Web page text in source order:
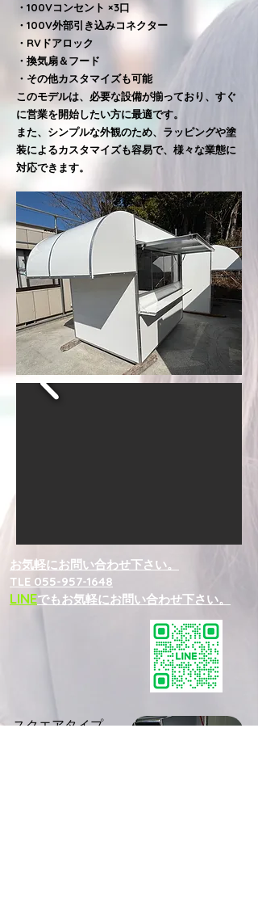
・100Vコンセント ×3口
・100V外部引き込みコネクター
・RVドアロック
・換気扇＆フード
・その他カスタマイズも可能
このモデルは、必要な設備が揃っており、すぐ
に営業を開始したい方に最適です。
また、シンプルな外観のため、ラッピングや塗
装によるカスタマイズも容易で、様々な業態に
対応できます。
お気軽にお問い合わせ下さい。
TLE 055-957-1648
​LINEでもお気軽にお問い合わせ下さい。
スクエアタイプ